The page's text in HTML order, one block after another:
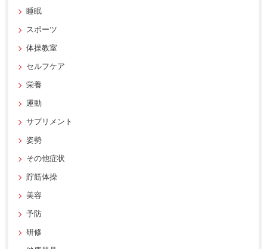
睡眠
スポーツ
体操教室
セルフケア
栄養
運動
サプリメント
姿勢
その他症状
貯筋体操
美容
予防
研修